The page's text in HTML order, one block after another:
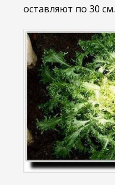
оставляют по 30 см.